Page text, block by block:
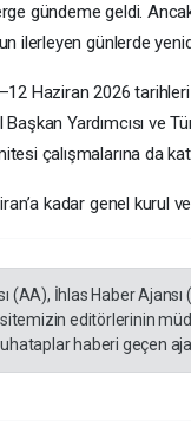
gündeme geldi.
ilerleyen günlerde
Haziran 2026
Yardımcısı ve
çalışmalarına da
kadar genel kurul
(AA), İhlas Haber
editörlerinin
haberi geçen